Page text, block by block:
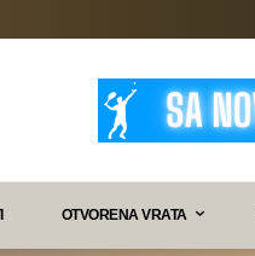
OTVORENA VRATA